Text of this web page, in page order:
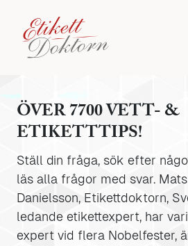
ÖVER 7700 VETT- &
ETIKETTTIPS!
Ställ din fråga, sök efter
läs alla frågor med svar. Mats
Danielsson, Etikettdoktorn,
ledande etikettexpert, har
expert vid flera Nobelfester,